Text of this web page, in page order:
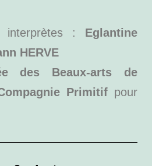
interprètes : Eglantine
HERVE
des Beaux-arts de
Primitif pour